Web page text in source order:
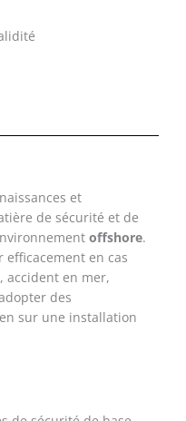
et
de sécurité et de
offshore.
efficacement en cas
accident en mer,
des
sur une installation